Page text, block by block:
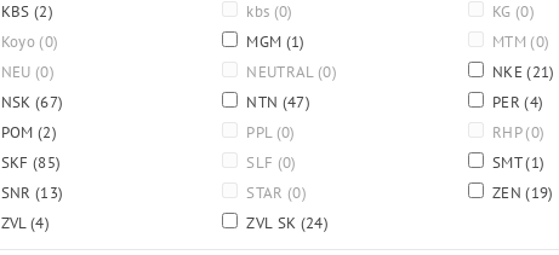
KBS (2) kbs (0) KG (0)
Koyo (0) MGM (1) MTM (0)
NEU (0) NEUTRAL (0) NKE(21)
NSK (67) NTN (47) PER(4)
POM (2) PPL (0) RHP(0)
SKF (85) SLF (0) SMT(1)
SNR (13) STAR (0) ZEN(19)
ZVL(4) ZVL SK (24)